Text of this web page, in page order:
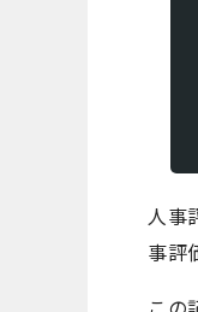
人事
事評